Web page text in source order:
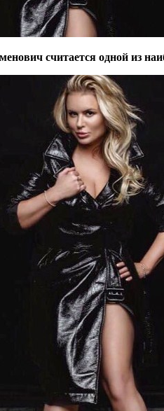
считается одной из